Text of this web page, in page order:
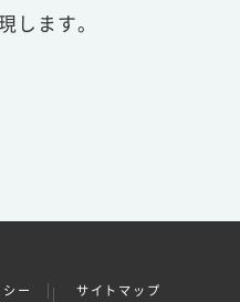
します。
ー サイトマップ